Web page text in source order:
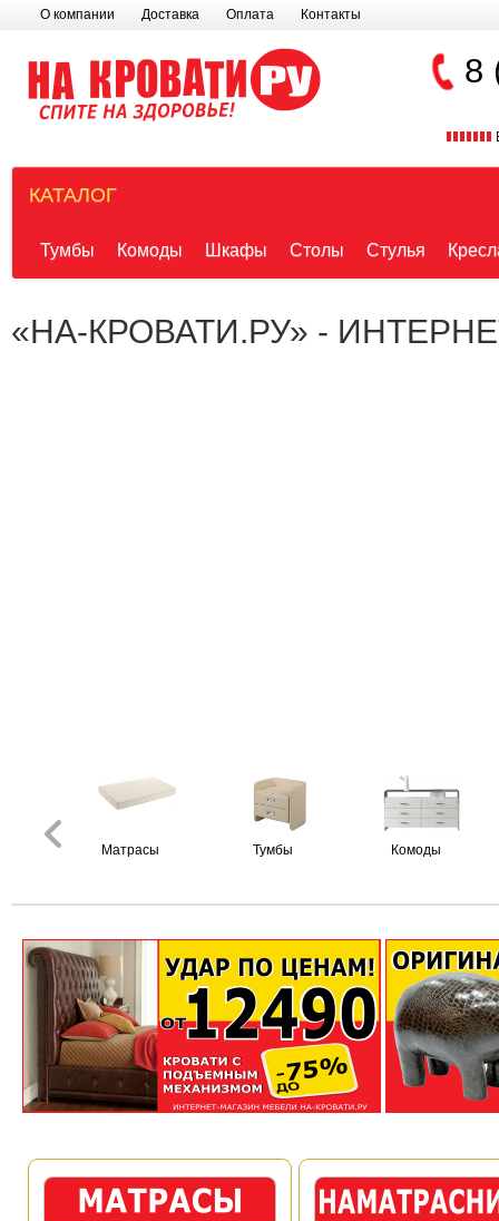
О компании Доставка Оплата Контакты
8
КАТАЛОГ
Тумбы Комоды Шкафы Столы Стулья
«НА-КРОВАТИ.РУ» -
Матрасы Тумбы Комоды